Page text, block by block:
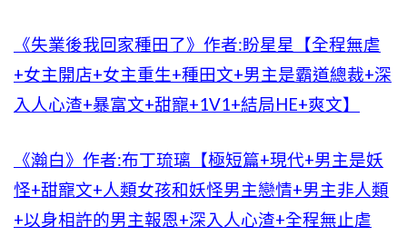
《失業後我回家種田了》作者:盼星星【全程無虐
+女主開店+女主重生+種田文+男主是霸道總裁+深
入人心渣+暴富文+甜寵+1V1+結局HE+爽文】
《瀚白》作者:布丁琉璃【極短篇+現代+男主是妖
怪+甜寵文+人類女孩和妖怪男主戀情+男主非人類
+以身相許的男主報恩+深入人心渣+全程無止虐